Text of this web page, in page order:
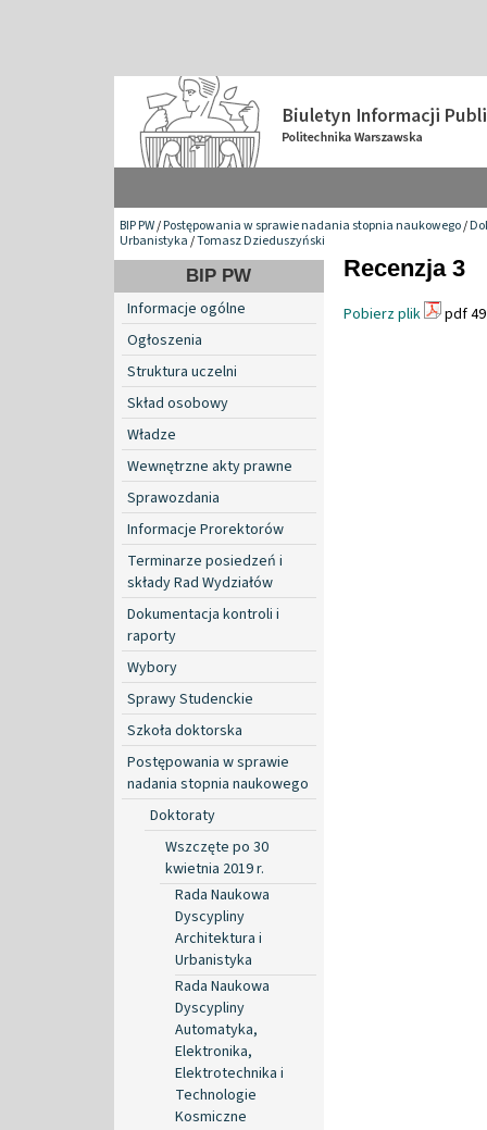
BIP PW/Postępowania w sprawie nadania stopnia naukowego/
Urbanistyka/Tomasz Dzieduszyński
BIP PW
Informacje ogólne
Ogłoszenia
Struktura uczelni
Skład osobowy
Władze
Wewnętrzne akty prawne
Sprawozdania
Informacje Prorektorów
Terminarze posiedzeń i
składy Rad Wydziałów
Dokumentacja kontroli i
raporty
Wybory
Sprawy Studenckie
Szkoła doktorska
Postępowania w sprawie
nadania stopnia naukowego
Doktoraty
Wszczęte po 30
kwietnia 2019 r.
Rada Naukowa
Dyscypliny
Architektura i
Urbanistyka
Rada Naukowa
Dyscypliny
Automatyka,
Elektronika,
Elektrotechnika i
Technologie
Kosmiczne
Recenzja 3
Pobierz plik pdf